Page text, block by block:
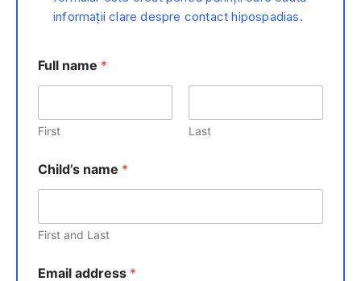
informații clare despre contact hipospadias.
Full name *
First Last
Child’s name *
First and Last
Email address *